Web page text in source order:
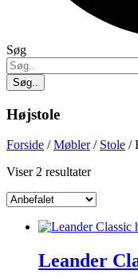
Søg
Søg..
Højstole
Forside /Møbler/ Stole /
Viser 2 resultater
Leander